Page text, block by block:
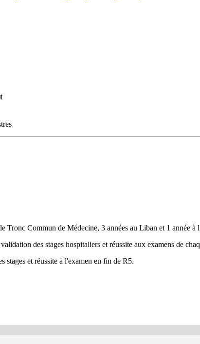
Tronc Commun de Médecine, 3 années au Liban et 1 année à
des stages hospitaliers et réussite aux examens de
stages et réussite à l'examen en fin de R5.